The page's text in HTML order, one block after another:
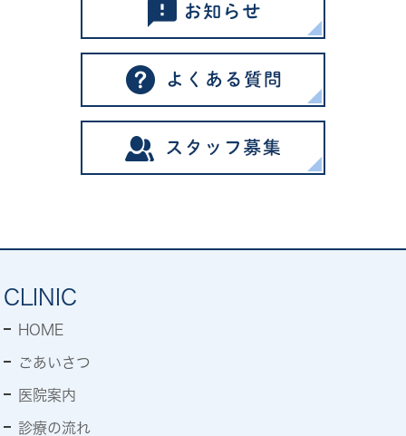
CLINIC
HOME
ごあいさつ
医院案内
診療の流れ